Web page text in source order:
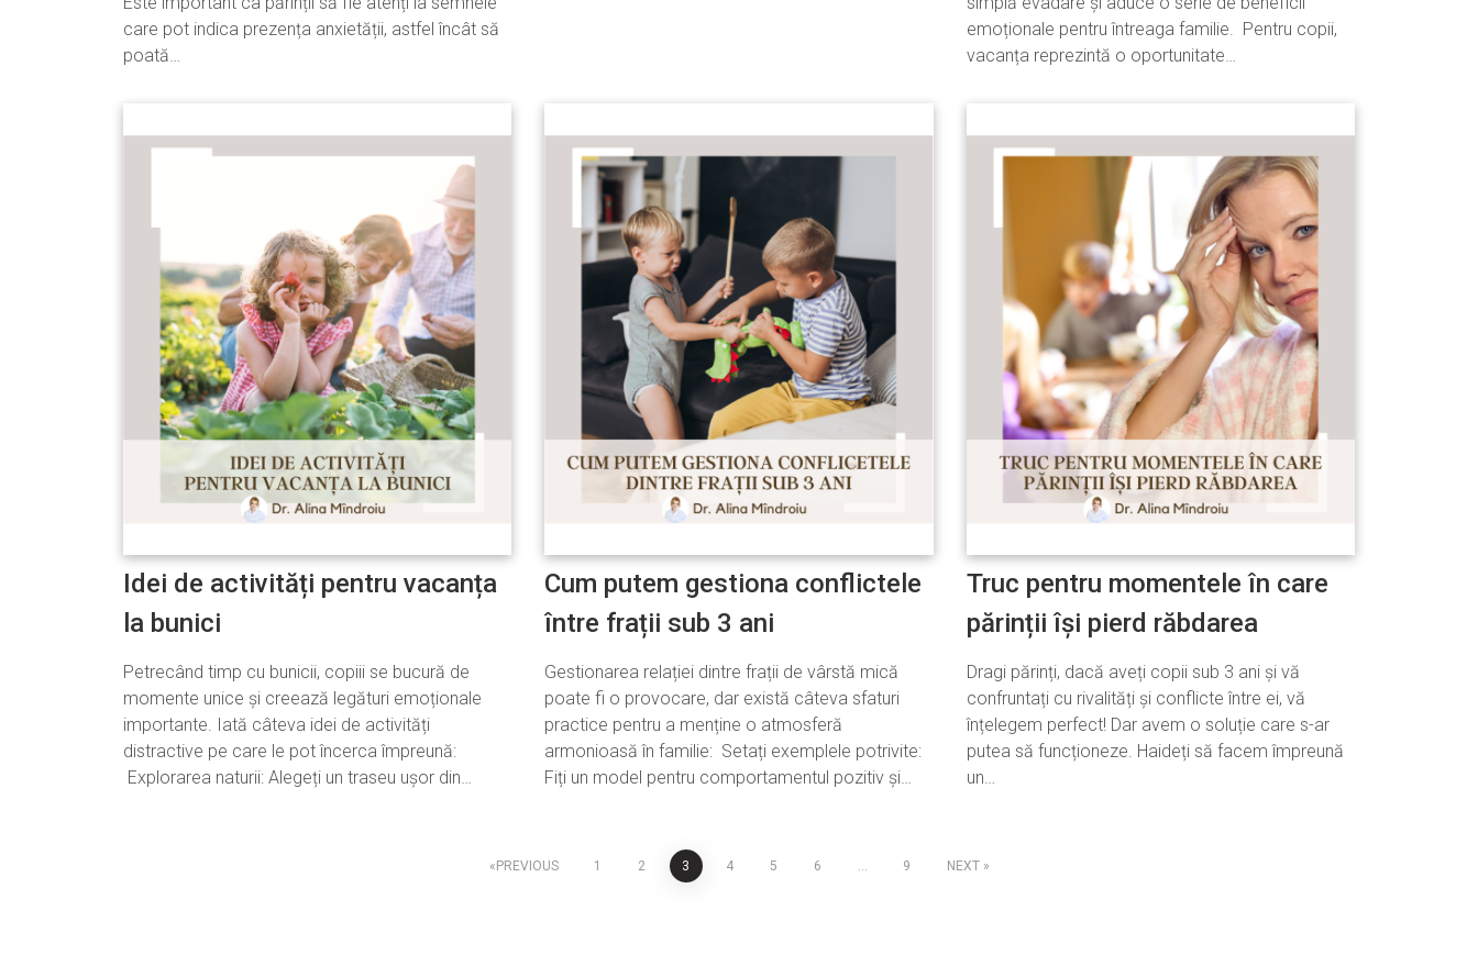
care pot indica prezența anxietății, astfel încât să
poată…
emoționale pentru întreaga familie. Pentru copii,
vacanța reprezintă o oportunitate…
Idei de activități pentru vacanța
la bunici
Petrecând timp cu bunicii, copiii se bucură de
momente unice și creează legături emoționale
importante. Iată câteva idei de activități
distractive pe care le pot încerca împreună:
Explorarea naturii: Alegeți un traseu ușor din…
Cum putem gestiona conflictele
între frații sub 3 ani
Gestionarea relației dintre frații de vârstă mică
poate fi o provocare, dar există câteva sfaturi
practice pentru a menține o atmosferă
armonioasă în familie: Setați exemplele potrivite:
Fiți un model pentru comportamentul pozitiv și…
Truc pentru momentele în care
părinții își pierd răbdarea
Dragi părinți, dacă aveți copii sub 3 ani și vă
confruntați cu rivalități și conflicte între ei, vă
înțelegem perfect! Dar avem o soluție care s-ar
putea să funcționeze. Haideți să facem împreună
un…
PREVIOUS 1 2 3 4 5 6 … 9 NEXT